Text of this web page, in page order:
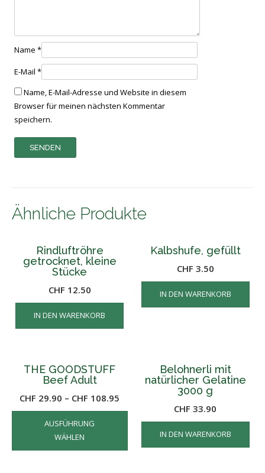
Name*
E-Mail*
Name, E-Mail-Adresse und Website in diesem
Browser für meinen nächsten Kommentar
speichern.
Ähnliche Produkte
Rindluftröhre
getrocknet, kleine
Stücke
CHF 12.50
IN DEN WARENKORB
Kalbshufe, gefüllt
CHF 3.50
IN DEN WARENKORB
THE GOODSTUFF
Beef Adult
CHF 29.90 – CHF 108.95
AUSFÜHRUNG
WÄHLEN
Dieses
mehrere
Belohnerli mit
natürlicher Gelatine
3000 g
CHF 33.90
IN DEN WARENKORB